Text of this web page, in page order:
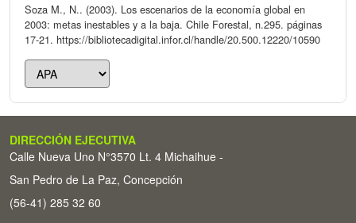
Soza M., N.. (2003). Los escenarios de la economía global en
2003: metas inestables y a la baja. Chile Forestal, n.295. páginas
17-21. https://bibliotecadigital.infor.cl/handle/20.500.12220/10590
DIRECCIÓN EJECUTIVA
Calle Nueva Uno N°3570 Lt. 4 Michaihue -
San Pedro de La Paz, Concepción
(56-41) 285 32 60